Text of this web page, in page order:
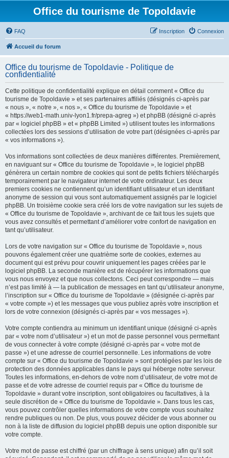
Office du tourisme de Topoldavie
FAQ Connexion
Inscription
Accueil du forum
Office du tourisme de Topoldavie - Politique de
confidentialité
Cette politique de confidentialité explique en détail comment « Office du
tourisme de Topoldavie » et ses partenaires affiliés (désignés ci-après par
« nous », « notre », « nos », « Office du tourisme de Topoldavie » et
« https://web1-math.univ-lyon1.fr/prepa-agreg ») et phpBB (désigné ci-après
par « logiciel phpBB » et « phpBB Limited ») utilisent toutes les informations
collectées lors des sessions d’utilisation de votre part (désignées ci-après par
« vos informations »).
Vos informations sont collectées de deux manières différentes. Premièrement,
en naviguant sur « Office du tourisme de Topoldavie », le logiciel phpBB
génèrera un certain nombre de cookies qui sont de petits fichiers téléchargés
temporairement par le navigateur internet de votre ordinateur. Les deux
premiers cookies ne contiennent qu’un identifiant utilisateur et un identifiant
anonyme de session qui vous sont automatiquement assignés par le logiciel
phpBB. Un troisième cookie sera créé lors de votre navigation sur les sujets de
« Office du tourisme de Topoldavie », archivant de ce fait tous les sujets que
vous avez consultés et permettant d’améliorer votre confort de navigation en
tant qu’utilisateur.
Lors de votre navigation sur « Office du tourisme de Topoldavie », nous
pouvons également créer une quatrième sorte de cookies, externes au
document qui est prévu pour couvrir uniquement les pages créées par le
logiciel phpBB. La seconde manière est de récupérer les informations que
vous nous envoyez et que nous collectons. Ceci peut correspondre — mais
n’est pas limité à — la publication de messages en tant qu’utilisateur anonyme,
l’inscription sur « Office du tourisme de Topoldavie » (désignée ci-après par
« votre compte ») et les messages que vous publiez après votre inscription et
lors de votre connexion (désignés ci-après par « vos messages »).
Votre compte contiendra au minimum un identifiant unique (désigné ci-après
par « votre nom d’utilisateur ») et un mot de passe personnel vous permettant
de vous connecter à votre compte (désigné ci-après par « votre mot de
passe ») et une adresse de courriel personnelle. Les informations de votre
compte sur « Office du tourisme de Topoldavie » sont protégées par les lois de
protection des données applicables dans le pays qui héberge notre serveur.
Toutes les informations, en-dehors de votre nom d’utilisateur, de votre mot de
passe et de votre adresse de courriel requis par « Office du tourisme de
Topoldavie » durant votre inscription, sont obligatoires ou facultatives, à la
seule discrétion de « Office du tourisme de Topoldavie ». Dans tous les cas,
vous pouvez contrôler quelles informations de votre compte vous souhaitez
rendre publiques ou non. De plus, vous pouvez décider de vous abonner ou
non à la liste de diffusion du logiciel phpBB depuis une option disponible sur
votre compte.
Votre mot de passe est chiffré (par un chiffrage à sens unique) afin qu’il soit